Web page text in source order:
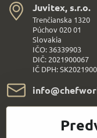
Juvitex, s​.r​.o​.
Trenčianska 1320
Púchov 020 01
Slovakia
IČO: 36339903
DIČ: 2021900067
IČ DPH: